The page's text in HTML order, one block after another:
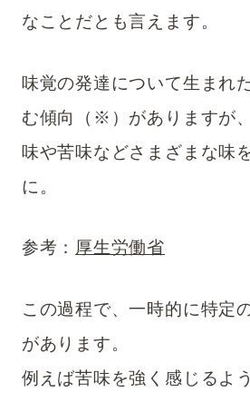
なことだとも言えます。
味覚の発達について生まれ
む傾向（ ※ ）がありますが
味や苦味などさまざまな味
に。
参考： 厚生労働省
この過程で、一時的に特定
があります。
例えば苦味を強く感じるよ